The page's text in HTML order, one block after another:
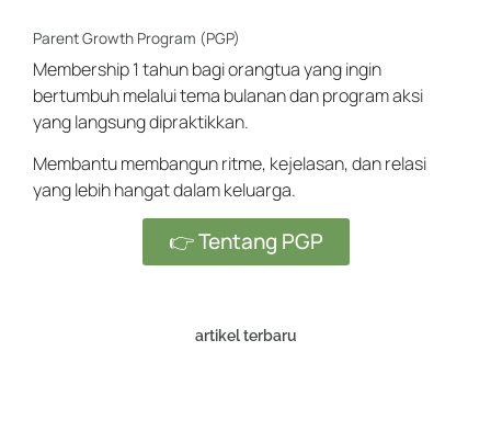
Parent Growth Program (PGP)
Membership 1 tahun bagi orangtua yang ingin
bertumbuh melalui tema bulanan dan program aksi
yang langsung dipraktikkan.
Membantu membangun ritme, kejelasan, dan relasi
yang lebih hangat dalam keluarga.
👉 Tentang PGP
artikel terbaru